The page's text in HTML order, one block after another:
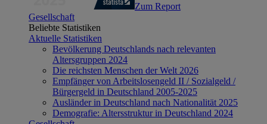
Zum Report
Gesellschaft
Beliebte Statistiken
Aktuelle Statistiken
Bevölkerung Deutschlands nach relevanten
Altersgruppen 2024
Die reichsten Menschen der Welt 2026
Empfänger von Arbeitslosengeld II / Sozialgeld /
Bürgergeld in Deutschland 2005-2025
Ausländer in Deutschland nach Nationalität 2025
Demografie: Altersstruktur in Deutschland 2024